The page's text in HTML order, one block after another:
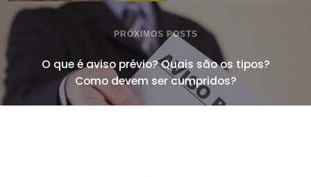
PRÓXIMOS POSTS
O que é aviso prévio? Quais são os tipos?
Como devem ser cumpridos?